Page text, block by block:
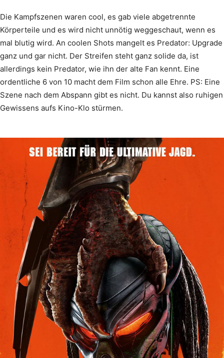
Die Kampfszenen waren cool, es gab viele abgetrennte
Körperteile und es wird nicht unnötig weggeschaut, wenn es
mal blutig wird. An coolen Shots mangelt es Predator: Upgrade
ganz und gar nicht. Der Streifen steht ganz solide da, ist
allerdings kein Predator, wie ihn der alte Fan kennt. Eine
ordentliche 6 von 10 macht dem Film schon alle Ehre. PS: Eine
Szene nach dem Abspann gibt es nicht. Du kannst also ruhigen
Gewissens aufs Kino-Klo stürmen.